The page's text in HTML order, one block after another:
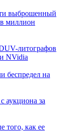
выброшенный
миллион
литографов
NVidia
беспредел на
аукциона за
того, как ее